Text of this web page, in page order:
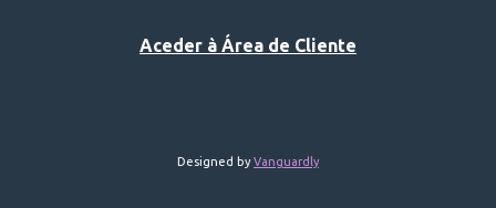
Aceder à Área de Cliente
Designed byVanguardly